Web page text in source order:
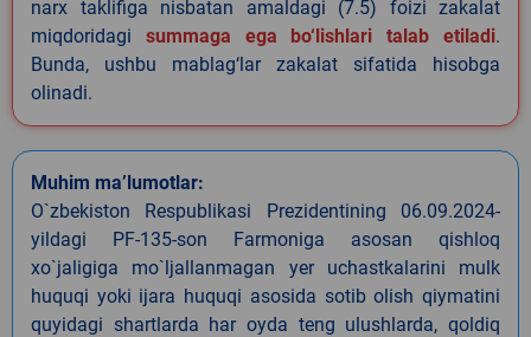
narx taklifiga nisbatan amaldagi (7.5) foizi zakalat
miqdoridagi summaga ega bo‘lishlari talab etiladi.
Bunda, ushbu mablag‘lar zakalat sifatida hisobga
olinadi.
Muhim ma’lumotlar:
O`zbekiston Respublikasi Prezidentining 06.09.2024-
yildagi PF-135-son Farmoniga asosan qishloq
xo`jaligiga mo`ljallanmagan yer uchastkalarini mulk
huquqi yoki ijara huquqi asosida sotib olish qiymatini
quyidagi shartlarda har oyda teng ulushlarda, qoldiq